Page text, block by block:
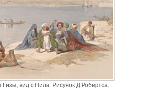
вид с Нила. Рисунок Д.Робертса.